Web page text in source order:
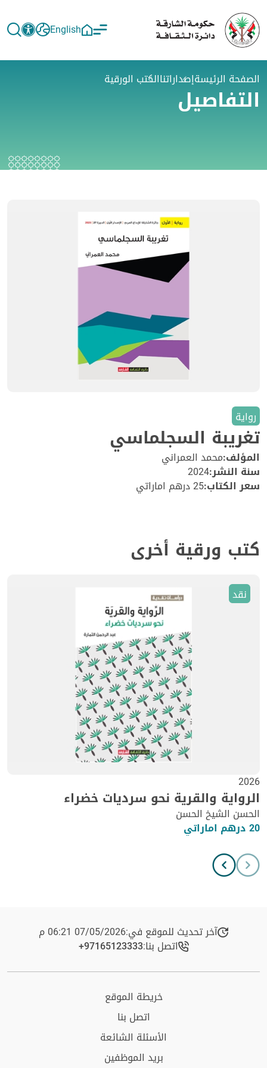
English
الصفحة الرئيسةإصداراتناالكتب الورقية
التفاصيل
رواية
تغريبة السجلماسي
المؤلف:محمد العمراني
سنة النشر:2024
سعر الكتاب:25 درهم اماراتي
كتب ورقية أخرى
نقد
2026
الرواية والقرية نحو سرديات خضراء
الحسن الشيخ الحسن
20 درهم اماراتي
آخر تحديث للموقع في:07/05/2026 06:21 م
اتصل بنا:+97165123333​
خريطة الموقع
اتصل بنا
الأسئلة الشائعة
بريد الموظفين